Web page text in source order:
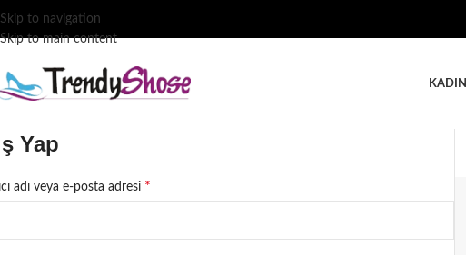
Skip to navigation
Skip to main content
KADIN
Yap
adı veya e-posta adresi *